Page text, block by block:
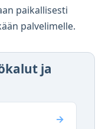
paikallisesti
palvelimelle.
ja